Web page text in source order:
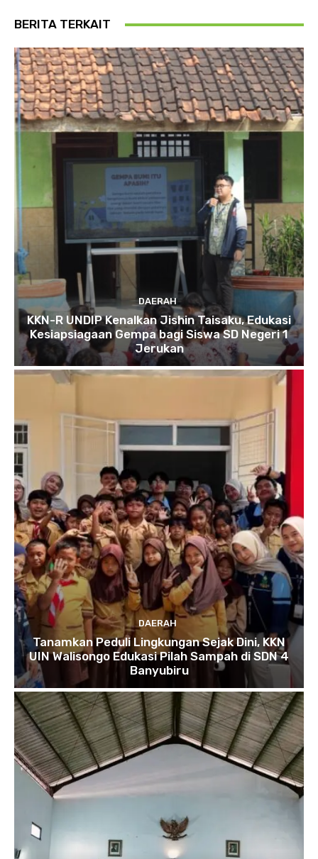
BERITA TERKAIT
DAERAH
KKN-R UNDIP Kenalkan Jishin Taisaku, Edukasi
Kesiapsiagaan Gempa bagi Siswa SD Negeri 1
Jerukan
DAERAH
Tanamkan Peduli Lingkungan Sejak Dini, KKN
UIN Walisongo Edukasi Pilah Sampah di SDN 4
Banyubiru